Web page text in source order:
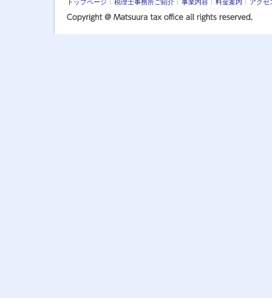
トップページ 税理士事務所ご紹介 事業内容 料金案内 アクセ